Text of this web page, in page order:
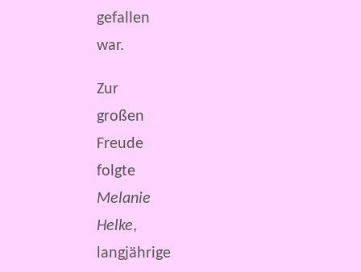
gefallen
war.
Zur
großen
Freude
folgte
Melanie
Helke,
langjährige